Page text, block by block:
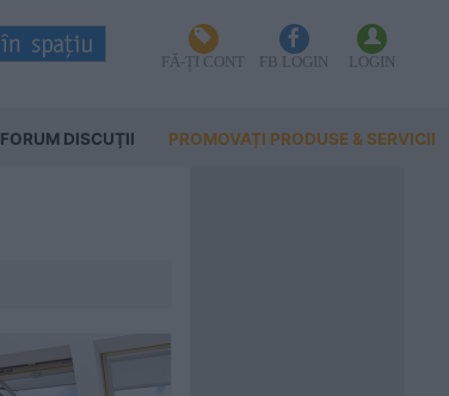
FĂ-ȚI CONT FB LOGIN LOGIN
FORUM DISCUŢII PROMOVAȚI PRODUSE & SERVICII